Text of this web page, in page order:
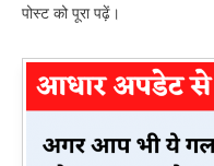
पोस्ट को पूरा पढ़ें।